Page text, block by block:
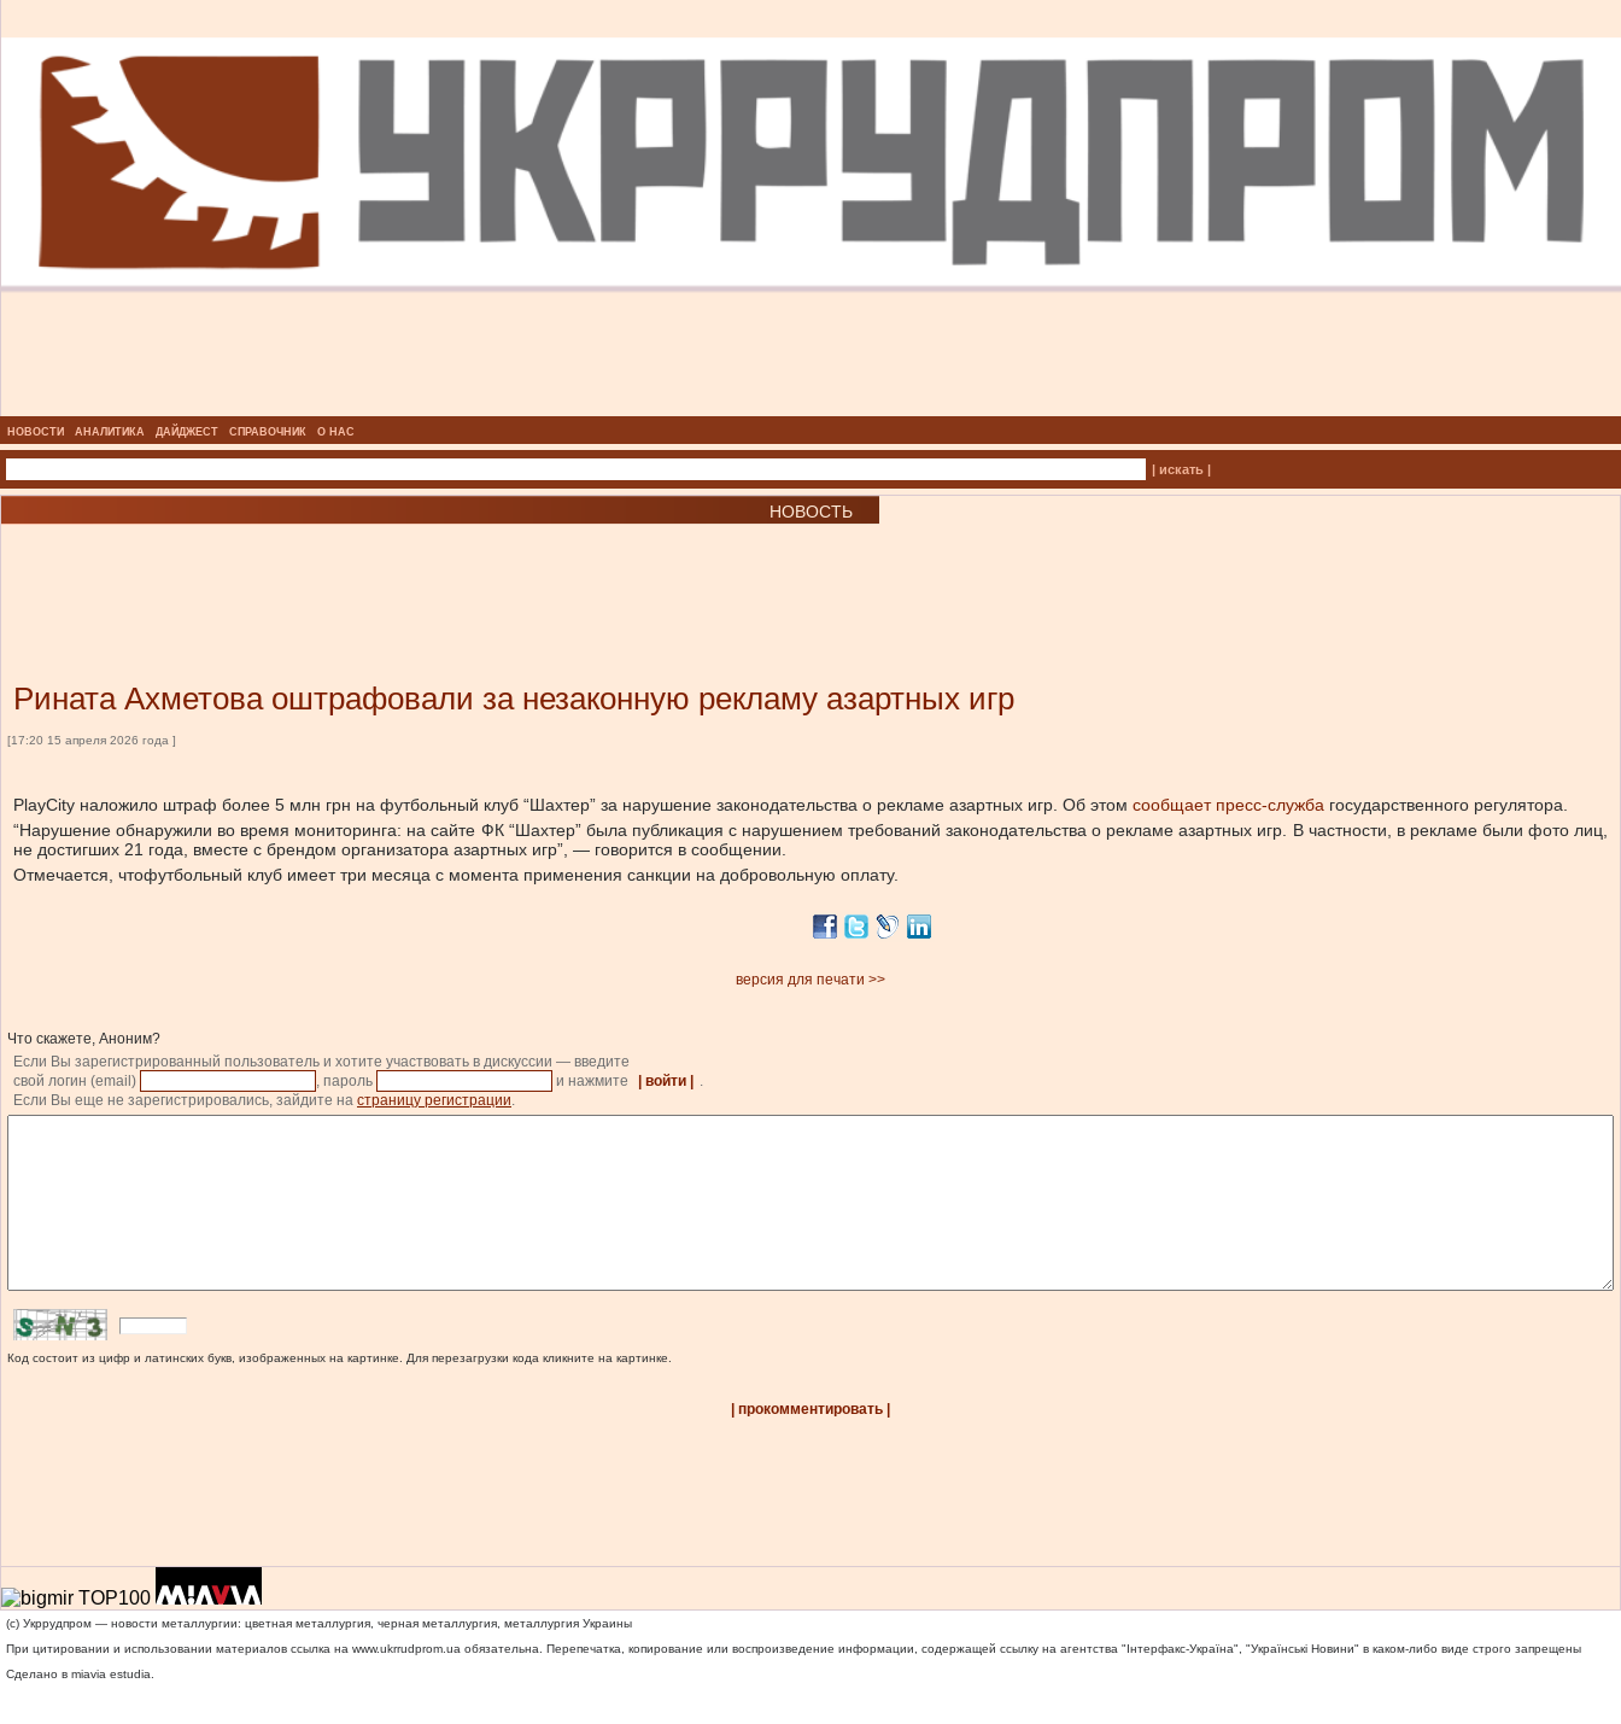
НОВОСТИ АНАЛИТИКА ДАЙДЖЕСТ СПРАВОЧНИК О НАС
| искать |
НОВОСТЬ
Рината Ахметова оштрафовали за незаконную рекламу азартных игр
[17:20 15 апреля 2026 года ]
PlayCity наложило штраф более 5 млн грн на футбольный клуб “Шахтер” за нарушение законодательства о рекламе азартных игр. Об этом сообщает пресс-служба государственного регулятора.
“Нарушение обнаружили во время мониторинга: на сайте ФК “Шахтер” была публикация с нарушением требований законодательства о рекламе азартных игр. В частности, в рекламе были фото лиц,
не достигших 21 года, вместе с брендом организатора азартных игр”, — говорится в сообщении.
Отмечается, чтофутбольный клуб имеет три месяца с момента применения санкции на добровольную оплату.
версия для печати >>
Что скажете, Аноним?
Если Вы зарегистрированный пользователь и хотите участвовать в дискуссии — введите
свой логин (email)
, пароль и нажмите | войти |
.
Если Вы еще не зарегистрировались, зайдите на страницу регистрации.
Код состоит из цифр и латинских букв, изображенных на картинке. Для перезагрузки кода кликните на картинке.
| прокомментировать |
(c) Укррудпром — новости металлургии: цветная металлургия, черная металлургия, металлургия Украины
При цитировании и использовании материалов ссылка на www.ukrrudprom.ua обязательна. Перепечатка, копирование или воспроизведение информации, содержащей ссылку на агентства "Iнтерфакс-Україна", "Українськi Новини" в каком-либо виде строго запрещены
Сделано в miavia estudia.